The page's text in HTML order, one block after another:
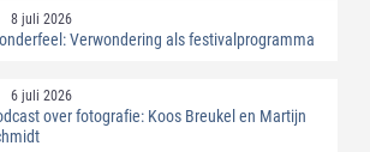
8 juli 2026
Verwondering als festivalprogramma
6 juli 2026
over fotografie: Koos Breukel en Martijn